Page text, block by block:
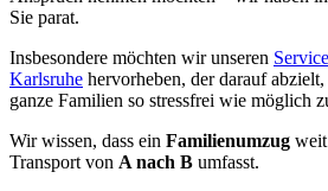
Sie parat.
Insbesondere möchten wir unseren
Karlsruhe hervorheben, der darauf
ganze Familien so stressfrei wie möglich
Wir wissen, dass ein Familienumzug
Transport von A nach B umfasst.